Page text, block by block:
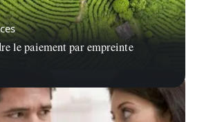
le paiement par empreinte